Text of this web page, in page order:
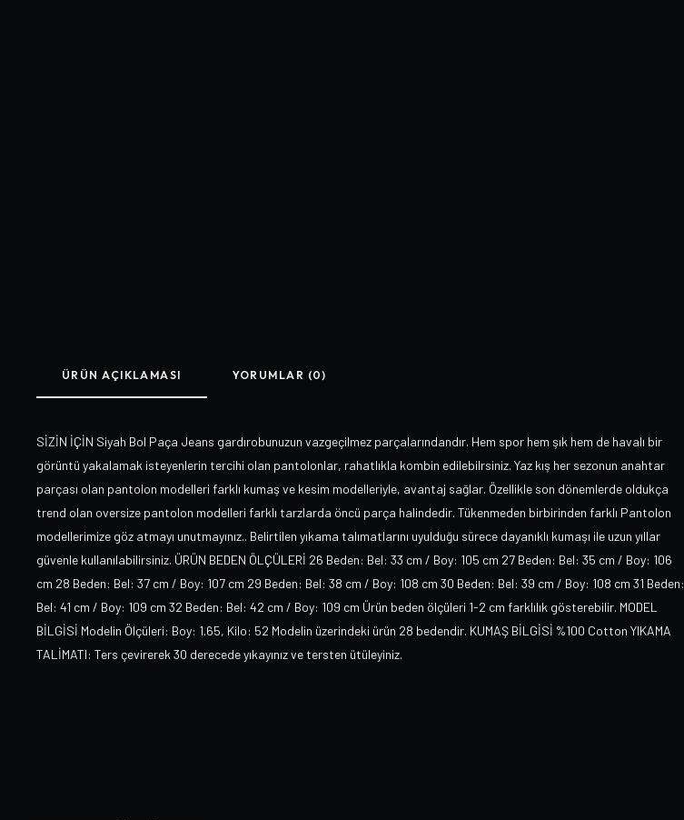
ÜRÜN AÇIKLAMASI YORUMLAR (0)
SİZİN İÇİN Siyah Bol Paça Jeans gardırobunuzun vazgeçilmez parçalarındandır. Hem spor hem şık hem de havalı bir
görüntü yakalamak isteyenlerin tercihi olan pantolonlar, rahatlıkla kombin edilebilrsiniz. Yaz kış her sezonun anahtar
parçası olan pantolon modelleri farklı kumaş ve kesim modelleriyle, avantaj sağlar. Özellikle son dönemlerde oldukça
trend olan oversize pantolon modelleri farklı tarzlarda öncü parça halindedir. Tükenmeden birbirinden farklı Pantolon
modellerimize göz atmayı unutmayınız.. Belirtilen yıkama talımatlarını uyulduğu sürece dayanıklı kumaşı ile uzun yıllar
güvenle kullanılabilirsiniz. ÜRÜN BEDEN ÖLÇÜLERİ 26 Beden: Bel: 33 cm / Boy: 105 cm 27 Beden: Bel: 35 cm / Boy: 106
cm 28 Beden: Bel: 37 cm / Boy: 107 cm 29 Beden: Bel: 38 cm / Boy: 108 cm 30 Beden: Bel: 39 cm / Boy: 108 cm 31 Beden:
Bel: 41 cm / Boy: 109 cm 32 Beden: Bel: 42 cm / Boy: 109 cm Ürün beden ölçüleri 1-2 cm farklılık gösterebilir. MODEL
BİLGİSİ Modelin Ölçüleri: Boy: 1.65, Kilo: 52 Modelin üzerindeki ürün 28 bedendir. KUMAŞ BİLGİSİ %100 Cotton YIKAMA
TALİMATI: Ters çevirerek 30 derecede yıkayınız ve tersten ütüleyiniz.